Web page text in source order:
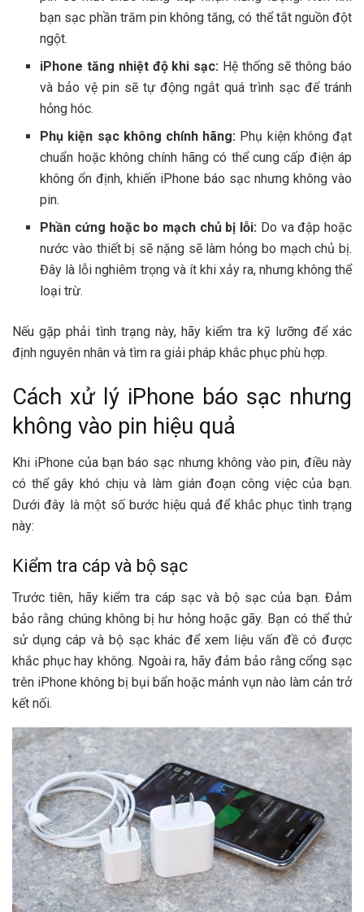
bạn sạc phần trăm pin không tăng, có thể tắt nguồn đột
ngột.
iPhone tăng nhiệt độ khi sạc: Hệ thống sẽ thông báo
và bảo vệ pin sẽ tự động ngắt quá trình sạc để tránh
hỏng hóc.
Phụ kiện sạc không chính hãng: Phụ kiện không đạt
chuẩn hoặc không chính hãng có thể cung cấp điện áp
không ổn định, khiến iPhone báo sạc nhưng không vào
pin.
Phần cứng hoặc bo mạch chủ bị lỗi: Do va đập hoặc
nước vào thiết bị sẽ nặng sẽ làm hỏng bo mạch chủ bị.
Đây là lỗi nghiêm trọng và ít khi xảy ra, nhưng không thể
loại trừ.
Nếu gặp phải tình trạng này, hãy kiểm tra kỹ lưỡng để xác
định nguyên nhân và tìm ra giải pháp khắc phục phù hợp.
Cách xử lý iPhone báo sạc nhưng
không vào pin hiệu quả
Khi iPhone của bạn báo sạc nhưng không vào pin, điều này
có thể gây khó chịu và làm gián đoạn công việc của bạn.
Dưới đây là một số bước hiệu quả để khắc phục tình trạng
này:
Kiểm tra cáp và bộ sạc
Trước tiên, hãy kiểm tra cáp sạc và bộ sạc của bạn. Đảm
bảo rằng chúng không bị hư hỏng hoặc gãy. Bạn có thể thử
sử dụng cáp và bộ sạc khác để xem liệu vấn đề có được
khắc phục hay không. Ngoài ra, hãy đảm bảo rằng cổng sạc
trên iPhone không bị bụi bẩn hoặc mảnh vụn nào làm cản trở
kết nối.